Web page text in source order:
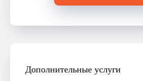
Дополнительные услуги